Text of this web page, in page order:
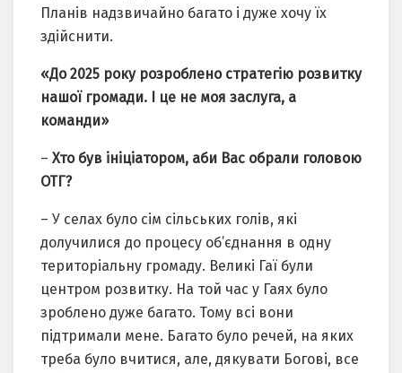
Планів надзвичайно багато і дуже хочу їх
здійснити.
«До 2025 року розроблено стратегію розвитку
нашої громади. І це не моя заслуга, а
команди»
– Хто був ініціатором, аби Вас обрали головою
ОТГ?
– У селах було сім сільських голів, які
долучилися до процесу об’єднання в одну
територіальну громаду. Великі Гаї були
центром розвитку. На той час у Гаях було
зроблено дуже багато. Тому всі вони
підтримали мене. Багато було речей, на яких
треба було вчитися, але, дякувати Богові, все